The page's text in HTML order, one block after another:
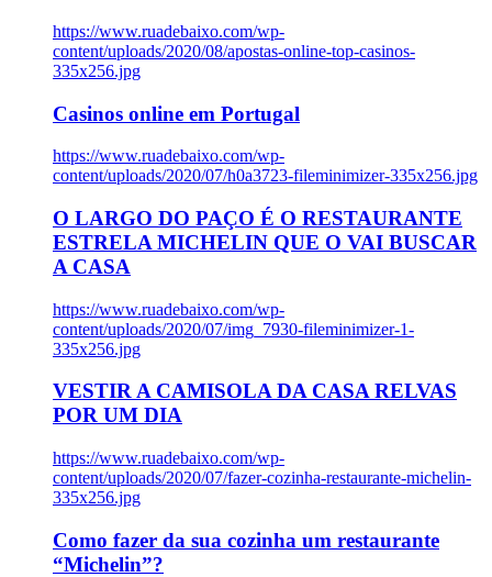
https://www.ruadebaixo.com/wp-
content/uploads/2020/08/apostas-online-top-casinos-
335x256.jpg
Casinos online em Portugal
https://www.ruadebaixo.com/wp-
content/uploads/2020/07/h0a3723-fileminimizer-335x256.jpg
O LARGO DO PAÇO É O RESTAURANTE
ESTRELA MICHELIN QUE O VAI BUSCAR
A CASA
https://www.ruadebaixo.com/wp-
content/uploads/2020/07/img_7930-fileminimizer-1-
335x256.jpg
VESTIR A CAMISOLA DA CASA RELVAS
POR UM DIA
https://www.ruadebaixo.com/wp-
content/uploads/2020/07/fazer-cozinha-restaurante-michelin-
335x256.jpg
Como fazer da sua cozinha um restaurante
“Michelin”?